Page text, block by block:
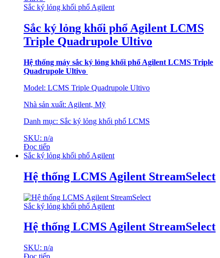
Sắc ký lỏng khối phổ Agilent
Sắc ký lỏng khối phổ Agilent LCMS
Triple Quadrupole Ultivo
Hệ thống máy sắc ký lỏng khối phổ Agilent LCMS Triple
Quadrupole Ultivo
Model: LCMS Triple Quadrupole Ultivo
Nhà sản xuất: Agilent, Mỹ
Danh mục: Sắc ký lỏng khối phổ LCMS
SKU: n/a
Đọc tiếp
Sắc ký lỏng khối phổ Agilent
Hệ thống LCMS Agilent StreamSelect
Sắc ký lỏng khối phổ Agilent
Hệ thống LCMS Agilent StreamSelect
SKU: n/a